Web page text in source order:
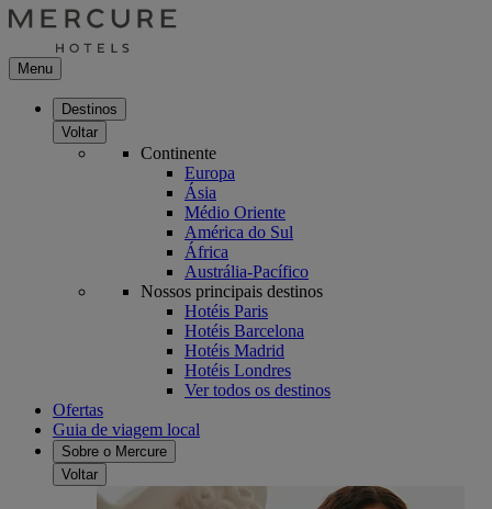
Menu
Destinos
Voltar
Continente
Europa
Ásia
Médio Oriente
América do Sul
África
Austrália-Pacífico
Nossos principais destinos
Hotéis Paris
Hotéis Barcelona
Hotéis Madrid
Hotéis Londres
Ver todos os destinos
Ofertas
Guia de viagem local
Sobre o Mercure
Voltar